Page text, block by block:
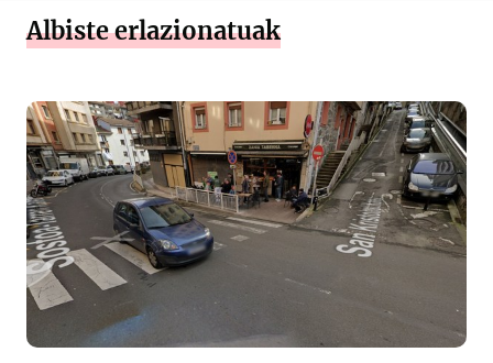
Albiste erlazionatuak